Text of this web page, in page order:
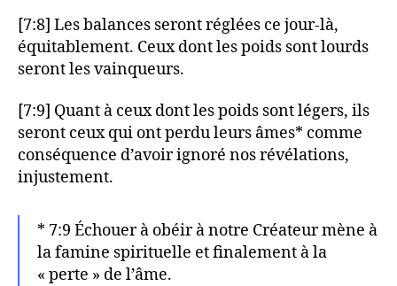
[7:8] Les balances seront réglées ce jour-là,
équitablement. Ceux dont les poids sont lourds
seront les vainqueurs.
[7:9] Quant à ceux dont les poids sont légers, ils
seront ceux qui ont perdu leurs âmes* comme
conséquence d’avoir ignoré nos révélations,
injustement.
* 7:9 Échouer à obéir à notre Créateur mène à
la famine spirituelle et finalement à la
« perte » de l’âme.